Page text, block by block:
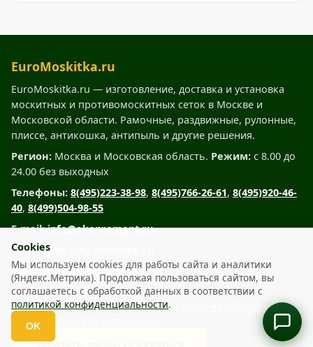
EuroMoskitka.ru
EuroMoskitka.ru — изготовление, доставка и установка
москитных и противомоскитных сеток в Москве и
Московской области. Рамочные, раздвижные, рулонные,
плиссе, антикошка, антипыль и другие решения.
Регион: Москва и Московская область. Режим: с 8.00 до
24.00 без выходных
Телефоны: 8(495)223-38-98, 8(495)766-26-61, 8(495)920-46-
40, 8(499)504-98-55
E-mail: info@okonremont.ru
Сайт: www.euromoskitka.ru
Ремонт окон: okonremont.ru
www.euromoskitka.ru © 2007 – 2026
Политика конфиденциальностиСогласие на обработку ПДн
Пользовательское соглашение
Cookies
Мы используем cookies для работы сайта и аналитики
(Яндекс.Метрика). Продолжая пользоваться сайтом, вы
соглашаетесь с обработкой данных в соответствии с
политикой конфиденциальности.
OK